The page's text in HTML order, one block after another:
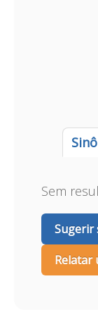
Sem
Sugerir
Relatar